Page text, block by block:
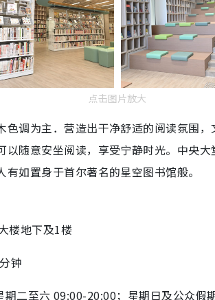
点击图片放大
色调为主．营造出干净舒适的阅读氛围
以随意安坐阅读，享受宁静时光。中央
如置身于首尔著名的星空图书馆般。
楼地下及1楼
钟
二至六 09:00-20:00；星期日及公众假